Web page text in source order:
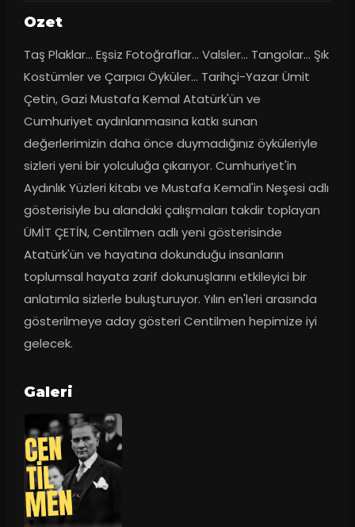
Ozet
Taş Plaklar... Eşsiz Fotoğraflar... Valsler... Tangolar... Şık
Kostümler ve Çarpıcı Öyküler... Tarihçi-Yazar Ümit
Çetin, Gazi Mustafa Kemal Atatürk'ün ve
Cumhuriyet aydınlanmasına katkı sunan
değerlerimizin daha önce duymadığınız öyküleriyle
sizleri yeni bir yolculuğa çıkarıyor. Cumhuriyet'in
Aydınlık Yüzleri kitabı ve Mustafa Kemal'in Neşesi adlı
gösterisiyle bu alandaki çalışmaları takdir toplayan
ÜMİT ÇETİN, Centilmen adlı yeni gösterisinde
Atatürk'ün ve hayatına dokunduğu insanların
toplumsal hayata zarif dokunuşlarını etkileyici bir
anlatımla sizlerle buluşturuyor. Yılın en'leri arasında
gösterilmeye aday gösteri Centilmen hepimize iyi
gelecek.
Galeri